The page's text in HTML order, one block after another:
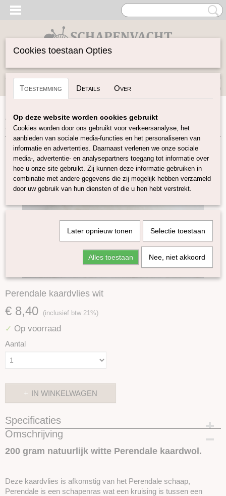
Inloggen Registreren
(0)
Home>Vilten>Kaardvlies>Kaardvlies Naturel
Perendale kaardvlies wit
Perendale kaardvlies wit
€ 8,40 (inclusief btw 21%)
✓ Op voorraad
Aantal
IN WINKELWAGEN
Specificaties
Productcode
Omschrijving
200 gram natuurlijk witte Perendale kaardwol.
Deze kaardvlies is afkomstig van het Perendale schaap,
Perendale is een schapenras wat een kruising is tussen een
Cookies toestaan Opties
Toestemming Details Over
Op deze website worden cookies gebruikt
Cookies worden door ons gebruikt voor verkeersanalyse, het
aanbieden van sociale media-functies en het personaliseren van
informatie en advertenties. Daarnaast verlenen we onze sociale
media-, advertentie- en analysepartners toegang tot informatie over
hoe u onze site gebruikt. Zij kunnen deze informatie gebruiken in
combinatie met andere gegevens die zij mogelijk hebben verzameld
door uw gebruik van hun diensten of die u hen hebt verstrekt.
Later opnieuw tonen Selectie toestaan
Alles toestaan Nee, niet akkoord